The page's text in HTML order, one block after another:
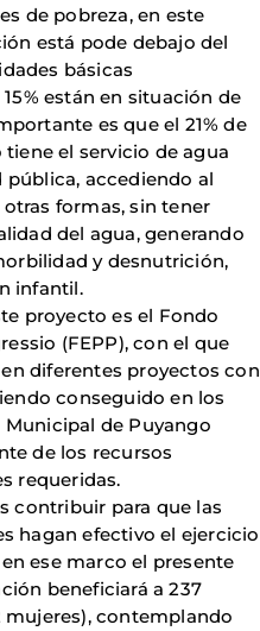
de pobreza, en este
está pode debajo del
básicas
están en situación de
es que el 21% de
el servicio de agua
accediendo al
formas, sin tener
del agua, generando
y desnutrición,
infantil.
proyecto es el Fondo
(FEPP), con el que
diferentes proyectos con
conseguido en los
de Puyango
de los recursos
requeridas.
contribuir para que las
hagan efectivo el ejercicio
ese marco el presente
beneficiará a 237
mujeres), contemplando